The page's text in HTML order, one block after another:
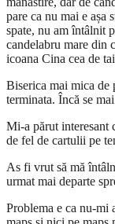
pare ca nu mai e așa
spate, nu am întâlnit
candelabru mare din
icoana Cina cea de
Biserica mai mica de
terminata. Încă se
Mi-a părut interesant
de fel de cartulii pe
As fi vrut să mă
urmat mai departe
Problema e ca nu-mi